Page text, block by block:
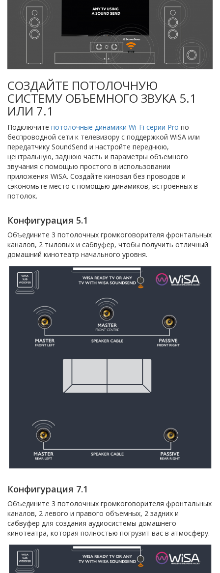
СОЗДАЙТЕ ПОТОЛОЧНУЮ
СИСТЕМУ ОБЪЕМНОГО ЗВУКА 5.1
ИЛИ 7.1
Подключите потолочные динамики Wi-Fi серии Pro по
беспроводной сети к телевизору с поддержкой WiSA или
передатчику SoundSend и настройте переднюю,
центральную, заднюю часть и параметры объемного
звучания с помощью простого в использовании
приложения WiSA. Создайте кинозал без проводов и
сэкономьте место с помощью динамиков, встроенных в
потолок.
Конфигурация 5.1
Объедините 3 потолочных громкоговорителя фронтальных
каналов, 2 тыловых и сабвуфер, чтобы получить отличный
домашний кинотеатр начального уровня.
Конфигурация 7.1
Объедините 3 потолочных громкоговорителя фронтальных
каналов, 2 левого и правого объемных, 2 задних и
сабвуфер для создания аудиосистемы домашнего
кинотеатра, которая полностью погрузит вас в атмосферу.